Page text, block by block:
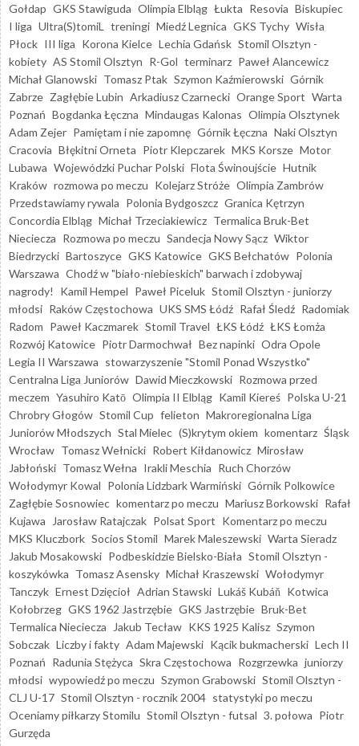
Gołdap GKS Stawiguda Olimpia Elbląg Łukta Resovia Biskupiec
I liga Ultra(S)tomiL treningi Miedź Legnica GKS Tychy Wisła
Płock III liga Korona Kielce Lechia Gdańsk Stomil Olsztyn -
kobiety AS Stomil Olsztyn R-Gol terminarz Paweł Alancewicz
Michał Glanowski Tomasz Ptak Szymon Kaźmierowski Górnik
Zabrze Zagłębie Lubin Arkadiusz Czarnecki Orange Sport Warta
Poznań Bogdanka Łęczna Mindaugas Kalonas Olimpia Olsztynek
Adam Zejer Pamiętam i nie zapomnę Górnik Łęczna Naki Olsztyn
Cracovia Błękitni Orneta Piotr Klepczarek MKS Korsze Motor
Lubawa Wojewódzki Puchar Polski Flota Świnoujście Hutnik
Kraków rozmowa po meczu Kolejarz Stróże Olimpia Zambrów
Przedstawiamy rywala Polonia Bydgoszcz Granica Kętrzyn
Concordia Elbląg Michał Trzeciakiewicz Termalica Bruk-Bet
Nieciecza Rozmowa po meczu Sandecja Nowy Sącz Wiktor
Biedrzycki Bartoszyce GKS Katowice GKS Bełchatów Polonia
Warszawa Chodź w "biało-niebieskich" barwach i zdobywaj
nagrody!
Kamil Hempel Paweł Piceluk Stomil Olsztyn - juniorzy
młodsi Raków Częstochowa UKS SMS Łódź Rafał Śledź Radomiak
Radom Paweł Kaczmarek Stomil Travel ŁKS Łódź ŁKS Łomża
Rozwój Katowice Piotr Darmochwał Bez napinki Odra Opole
Legia II Warszawa stowarzyszenie "Stomil Ponad Wszystko"
Centralna Liga Juniorów Dawid Mieczkowski Rozmowa przed
meczem Yasuhiro Katō Olimpia II Elbląg Kamil Kiereś Polska U-21
Chrobry Głogów Stomil Cup felieton Makroregionalna Liga
Juniorów Młodszych Stal Mielec (S)krytym okiem komentarz Śląsk
Wrocław Tomasz Wełnicki Robert Kiłdanowicz Mirosław
Jabłoński Tomasz Wełna Irakli Meschia Ruch Chorzów
Wołodymyr Kowal Polonia Lidzbark Warmiński Górnik Polkowice
Zagłębie Sosnowiec komentarz po meczu Mariusz Borkowski Rafał
Kujawa
Jarosław Ratajczak Polsat Sport Komentarz po meczu
MKS Kluczbork Socios Stomil Marek Maleszewski Warta Sieradz
Jakub Mosakowski Podbeskidzie Bielsko-Biała Stomil Olsztyn -
koszykówka Tomasz Asensky Michał Kraszewski Wołodymyr
Tanczyk Ernest Dzięcioł Adrian Stawski Lukáš Kubáň Kotwica
Kołobrzeg GKS 1962 Jastrzębie GKS Jastrzębie Bruk-Bet
Termalica Nieciecza
Jakub Tecław KKS 1925 Kalisz Szymon
Sobczak Liczby i fakty Adam Majewski Kącik bukmacherski Lech II
Poznań Radunia Stężyca Skra Częstochowa Rozgrzewka juniorzy
młodsi wypowiedź po meczu Szymon Grabowski Stomil Olsztyn -
CLJ U-17 Stomil Olsztyn - rocznik 2004 statystyki po meczu
Oceniamy piłkarzy Stomilu Stomil Olsztyn - futsal 3. połowa Piotr
Gurzęda